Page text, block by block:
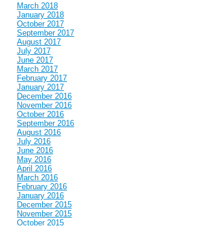
March 2018
January 2018
October 2017
September 2017
August 2017
July 2017
June 2017
March 2017
February 2017
January 2017
December 2016
November 2016
October 2016
September 2016
August 2016
July 2016
June 2016
May 2016
April 2016
March 2016
February 2016
January 2016
December 2015
November 2015
October 2015